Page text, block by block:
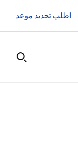
اطلب تحديد موعد